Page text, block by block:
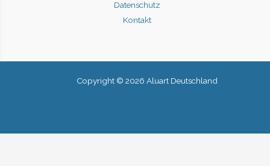
Datenschutz
Kontakt
Copyright © 2026 Aluart Deutschland